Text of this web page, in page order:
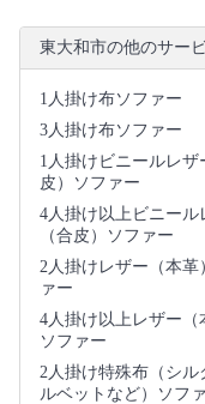
東大和市の他のサー
1人掛け布ソファー
3人掛け布ソファー
1人掛けビニールレザ
皮）ソファー
4人掛け以上ビニール
（合皮）ソファー
2人掛けレザー（本革
ァー
4人掛け以上レザー（
ソファー
2人掛け特殊布（シル
ルベットなど）ソフ